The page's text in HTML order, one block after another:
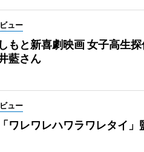
ュー
しもと新喜劇映画 女子高生
藍さん
ュー
ワレワレハワラワレタイ